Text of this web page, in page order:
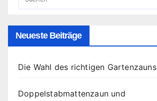
Neueste Beiträge
Die Wahl des richtigen Gartenzauns
Doppelstabmattenzaun und